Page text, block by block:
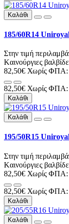
Καλάθι
185/60R14
Στην τιμή
Kαινούργιες
82,50€ Χωρίς ΦΠΑ:
82,50€ Χωρίς ΦΠΑ:
Καλάθι
Καλάθι
195/50R15
Στην τιμή
Kαινούργιες
82,50€ Χωρίς ΦΠΑ:
82,50€ Χωρίς ΦΠΑ:
Καλάθι
Καλάθι